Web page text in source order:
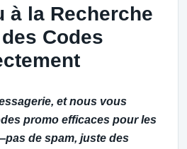
à la Recherche
Codes
et nous vous
promo efficaces pour les
de spam, juste des